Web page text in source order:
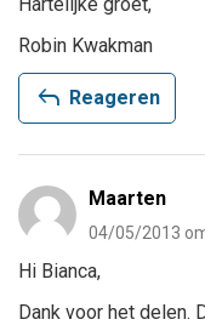
Robin Kwakman
reply Reageren
Maarten
04/05/2013
Hi Bianca,
Dank voor het delen.